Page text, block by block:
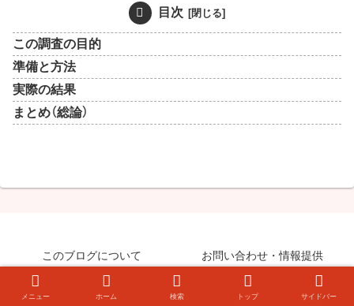
目次
この調査の目的
準備と方法
実際の結果
まとめ（総論）
このブログについて お問い合わせ・情報提供
© 2008-2026 知らなきゃ絶対損するPCマル秘ワザ.
メニュー ホーム 検索 トップ サイドバー